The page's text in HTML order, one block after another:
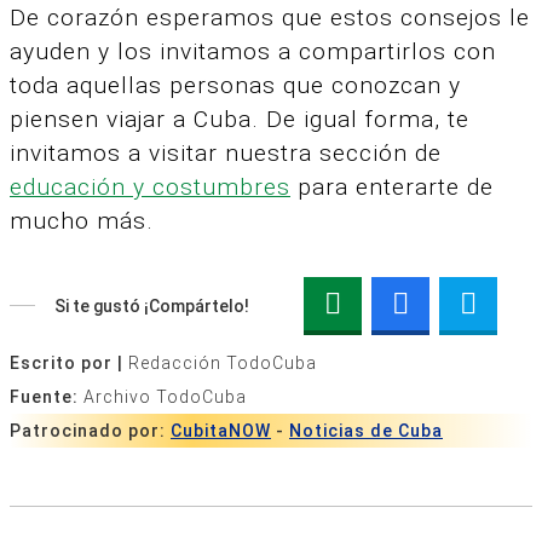
De corazón esperamos que estos consejos le
ayuden y los invitamos a compartirlos con
toda aquellas personas que conozcan y
piensen viajar a Cuba. De igual forma, te
invitamos a visitar nuestra sección de
educación y costumbres para enterarte de
mucho más.
Si te gustó ¡Compártelo!
Escrito por | Redacción TodoCuba
Fuente: Archivo TodoCuba
Patrocinado por: CubitaNOW - Noticias de Cuba